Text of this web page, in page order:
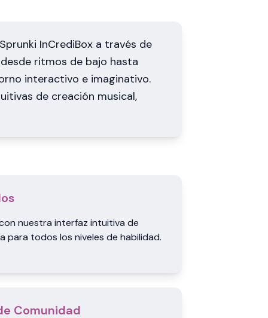
InCrediBox a través de
ritmos de bajo hasta
interactivo e imaginativo.
de creación musical,
nuestra interfaz intuitiva de
todos los niveles de habilidad.
Comunidad